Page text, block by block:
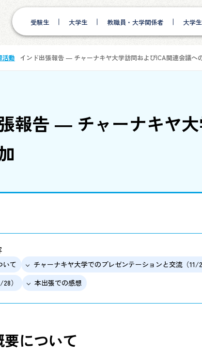
受験生 大学生 教職員・大学関係者 大学
活動 インド出張報告 ― チャーナキヤ大学訪問およびICA関連会議へ
報告 ― チャーナキヤ
いて
チャーナキヤ大学でのプレゼンテーションと交流（11/
）
本出張での感想
について